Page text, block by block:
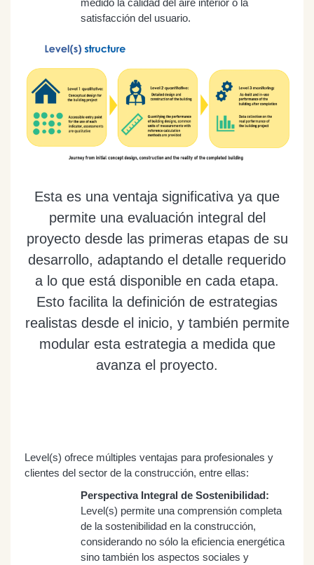
satisfacción del usuario.
Esta es una ventaja significativa ya que
permite una evaluación integral del
proyecto desde las primeras etapas de su
desarrollo, adaptando el detalle requerido
a lo que está disponible en cada etapa.
Esto facilita la definición de estrategias
realistas desde el inicio, y también permite
modular esta estrategia a medida que
avanza el proyecto.
Level(s) ofrece múltiples ventajas para profesionales y
clientes del sector de la construcción, entre ellas:
Perspectiva Integral de Sostenibilidad:
Level(s) permite una comprensión completa
de la sostenibilidad en la construcción,
considerando no sólo la eficiencia energética
sino también los aspectos sociales y